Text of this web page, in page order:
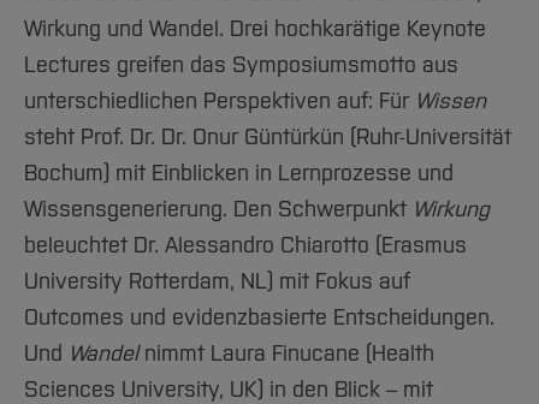
Wirkung und Wandel. Drei hochkarätige Keynote
Lectures greifen das Symposiumsmotto aus
unterschiedlichen Perspektiven auf: Für Wissen
steht Prof. Dr. Dr. Onur Güntürkün (Ruhr-Universität
Bochum) mit Einblicken in Lernprozesse und
Wissensgenerierung. Den Schwerpunkt Wirkung
beleuchtet Dr. Alessandro Chiarotto (Erasmus
University Rotterdam, NL) mit Fokus auf
Outcomes und evidenzbasierte Entscheidungen.
Und Wandelnimmt Laura Finucane (Health
Sciences University, UK) in den Blick – mit